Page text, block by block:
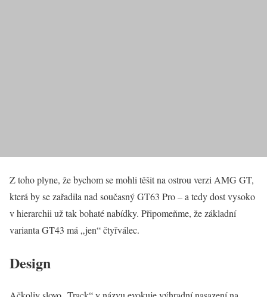
Z toho plyne, že bychom se mohli těšit na ostrou verzi AMG GT,
která by se zařadila nad současný GT63 Pro – a tedy dost vysoko
v hierarchii už tak bohaté nabídky. Připomeňme, že základní
varianta GT43 má „jen“ čtyřválec.
Design